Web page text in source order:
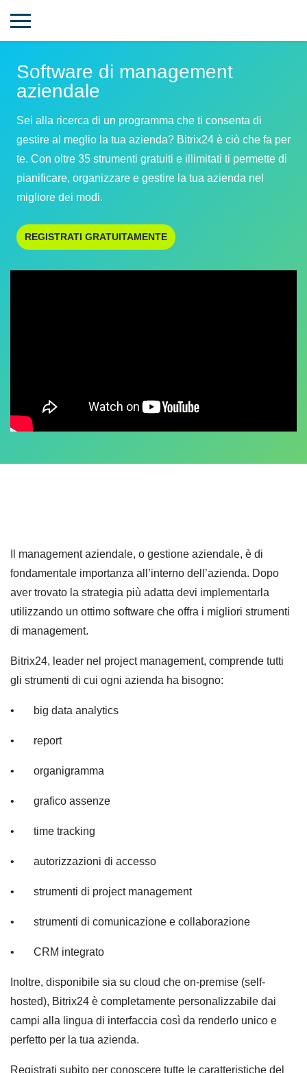
Software di management
aziendale
Sei alla ricerca di un programma che ti consenta di
gestire al meglio la tua azienda? Bitrix24 è ciò che fa per
te. Con oltre 35 strumenti gratuiti e illimitati ti permette di
pianificare, organizzare e gestire la tua azienda nel
migliore dei modi.
REGISTRATI GRATUITAMENTE
Il management aziendale, o gestione aziendale, è di
fondamentale importanza all’interno dell’azienda. Dopo
aver trovato la strategia più adatta devi implementarla
utilizzando un ottimo software che offra i migliori strumenti
di management.
Bitrix24, leader nel project management, comprende tutti
gli strumenti di cui ogni azienda ha bisogno:
• big data analytics
• report
• organigramma
• grafico assenze
• time tracking
• autorizzazioni di accesso
• strumenti di project management
• strumenti di comunicazione e collaborazione
• CRM integrato
Inoltre, disponibile sia su cloud che on-premise (self-
hosted), Bitrix24 è completamente personalizzabile dai
campi alla lingua di interfaccia così da renderlo unico e
perfetto per la tua azienda.
Registrati subito per conoscere tutte le caratteristiche del